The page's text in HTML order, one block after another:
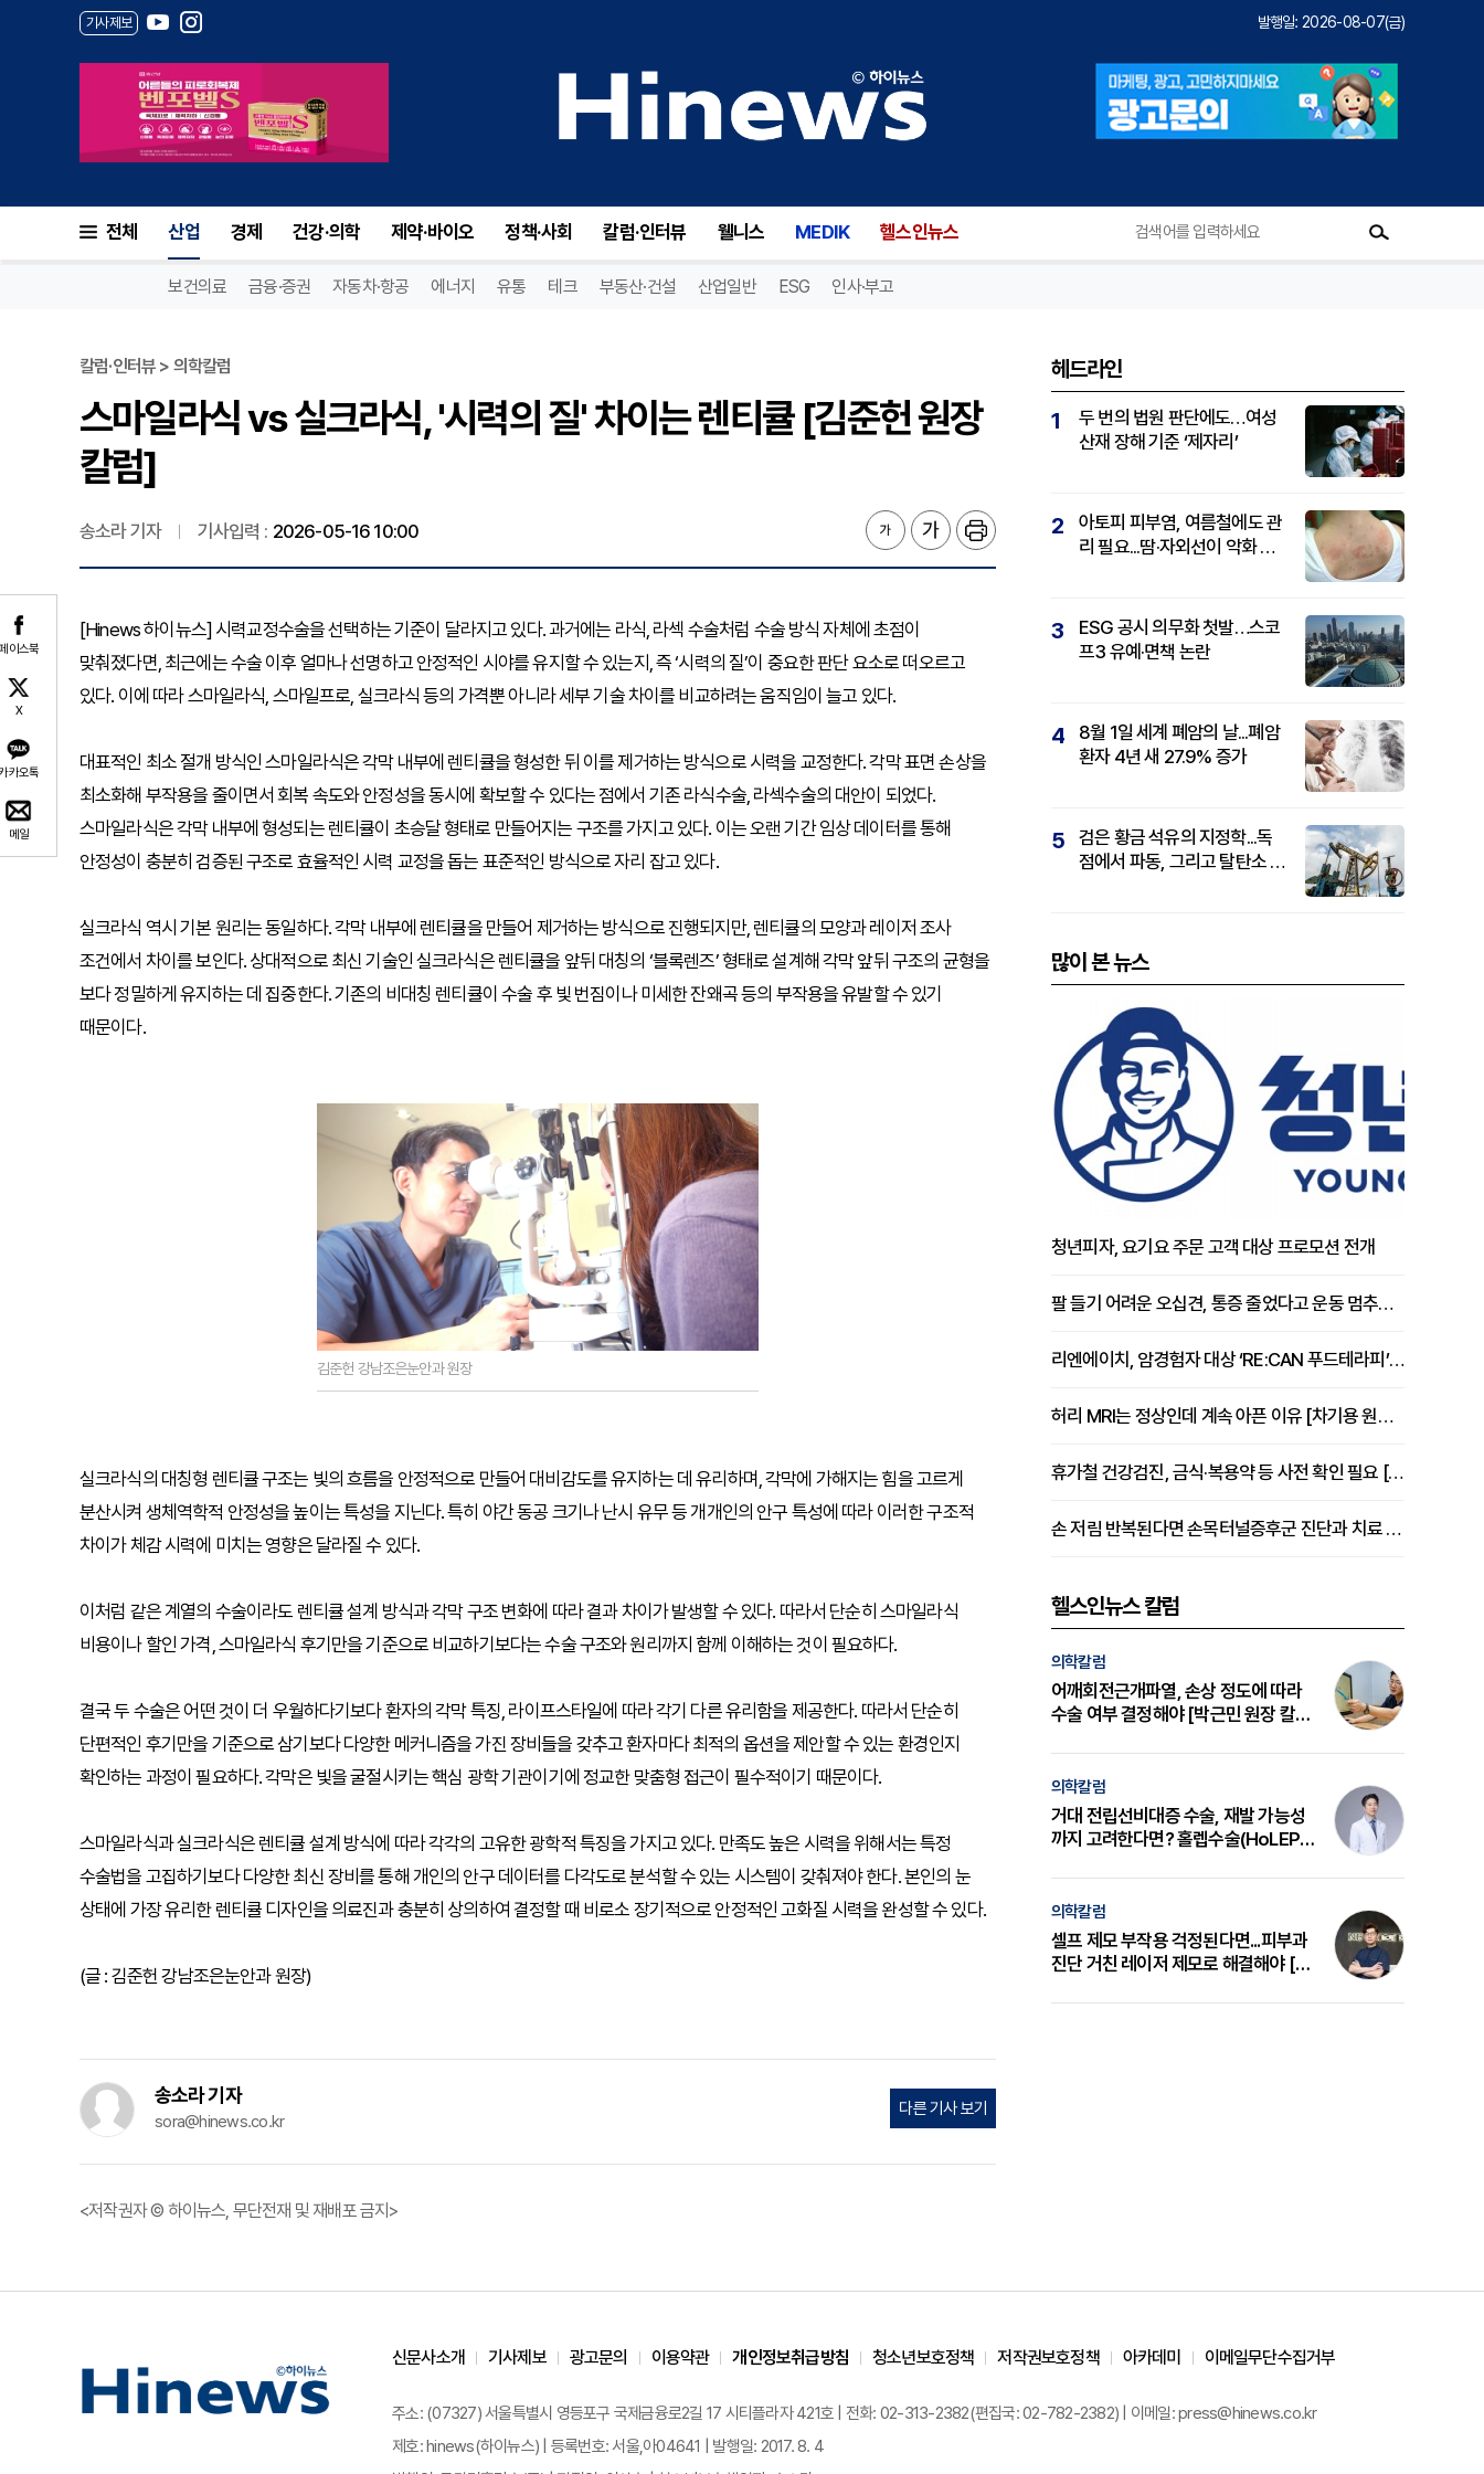
기사제보 발행일: 2026-08-07(금)
전체 산업 경제 건강·의학 제약·바이오 정책·사회 칼럼·인터뷰 웰니스 MEDIK 헬스인뉴스
보건의료 금융·증권 자동차·항공 에너지 유통 테크 부동산·건설 산업일반 ESG 인사·부고
이스북
X
카오톡
메일
칼럼·인터뷰 > 의학칼럼
스마일라식 vs 실크라식, '시력의 질' 차이는 렌티큘 [김준헌 원장
칼럼]
송소라 기자 기사입력 : 2026-05-16 10:00
[Hinews 하이뉴스] 시력교정수술을 선택하는 기준이 달라지고 있다. 과거에는 라식, 라섹 수술처럼 수술 방식 자체에 초점이
맞춰졌다면, 최근에는 수술 이후 얼마나 선명하고 안정적인 시야를 유지할 수 있는지, 즉 ‘시력의 질’이 중요한 판단 요소로 떠오르고
있다. 이에 따라 스마일라식, 스마일프로, 실크라식 등의 가격뿐 아니라 세부 기술 차이를 비교하려는 움직임이 늘고 있다.
대표적인 최소 절개 방식인 스마일라식은 각막 내부에 렌티큘을 형성한 뒤 이를 제거하는 방식으로 시력을 교정한다. 각막 표면 손상을
최소화해 부작용을 줄이면서 회복 속도와 안정성을 동시에 확보할 수 있다는 점에서 기존 라식수술, 라섹수술의 대안이 되었다.
스마일라식은 각막 내부에 형성되는 렌티큘이 초승달 형태로 만들어지는 구조를 가지고 있다. 이는 오랜 기간 임상 데이터를 통해
안정성이 충분히 검증된 구조로 효율적인 시력 교정을 돕는 표준적인 방식으로 자리 잡고 있다.
실크라식 역시 기본 원리는 동일하다. 각막 내부에 렌티큘을 만들어 제거하는 방식으로 진행되지만, 렌티큘의 모양과 레이저 조사
조건에서 차이를 보인다. 상대적으로 최신 기술인 실크라식은 렌티큘을 앞뒤 대칭의 ‘블록렌즈’ 형태로 설계해 각막 앞뒤 구조의 균형을
보다 정밀하게 유지하는 데 집중한다. 기존의 비대칭 렌티큘이 수술 후 빛 번짐이나 미세한 잔왜곡 등의 부작용을 유발할 수 있기
때문이다.
김준헌 강남조은눈안과 원장
실크라식의 대칭형 렌티큘 구조는 빛의 흐름을 안정적으로 만들어 대비감도를 유지하는 데 유리하며, 각막에 가해지는 힘을 고르게
분산시켜 생체역학적 안정성을 높이는 특성을 지닌다. 특히 야간 동공 크기나 난시 유무 등 개개인의 안구 특성에 따라 이러한 구조적
차이가 체감 시력에 미치는 영향은 달라질 수 있다.
이처럼 같은 계열의 수술이라도 렌티큘 설계 방식과 각막 구조 변화에 따라 결과 차이가 발생할 수 있다. 따라서 단순히 스마일라식
비용이나 할인 가격, 스마일라식 후기만을 기준으로 비교하기보다는 수술 구조와 원리까지 함께 이해하는 것이 필요하다.
결국 두 수술은 어떤 것이 더 우월하다기보다 환자의 각막 특징, 라이프스타일에 따라 각기 다른 유리함을 제공한다. 따라서 단순히
단편적인 후기만을 기준으로 삼기보다 다양한 메커니즘을 가진 장비들을 갖추고 환자마다 최적의 옵션을 제안할 수 있는 환경인지
확인하는 과정이 필요하다. 각막은 빛을 굴절시키는 핵심 광학 기관이기에 정교한 맞춤형 접근이 필수적이기 때문이다.
스마일라식과 실크라식은 렌티큘 설계 방식에 따라 각각의 고유한 광학적 특징을 가지고 있다. 만족도 높은 시력을 위해서는 특정
수술법을 고집하기보다 다양한 최신 장비를 통해 개인의 안구 데이터를 다각도로 분석할 수 있는 시스템이 갖춰져야 한다. 본인의 눈
상태에 가장 유리한 렌티큘 디자인을 의료진과 충분히 상의하여 결정할 때 비로소 장기적으로 안정적인 고화질 시력을 완성할 수 있다.
(글 : 김준헌 강남조은눈안과 원장)
송소라 기자
sora@hinews.co.kr
다른 기사 보기
<저작권자 © 하이뉴스, 무단전재 및 재배포 금지>
헤드라인
1
두 번의 법원 판단에도…여성
산재 장해 기준 ‘제자리’
2
아토피 피부염, 여름철에도 관
리 필요...땀·자외선이 악화 요
3
ESG 공시 의무화 첫발…스코
프3 유예·면책 논란
4
8월 1일 세계 폐암의 날...폐암
환자 4년 새 27.9% 증가
5
검은 황금 석유의 지정학...독
점에서 파동, 그리고 탈탄소 패
많이 본 뉴스
청년피자, 요기요 주문 고객 대상 프로모션 전개
팔 들기 어려운 오십견, 통증 줄었다고 운동 멈추면 안 되는 이유 [이병욱 원장 칼럼]
리엔에이치, 암경험자 대상 ‘RE:CAN 푸드테라피’ 운영
허리 MRI는 정상인데 계속 아픈 이유 [차기용 원장 칼럼]
휴가철 건강검진, 금식·복용약 등 사전 확인 필요 [정도감 원장 칼럼]
손 저림 반복된다면 손목터널증후군 진단과 치료 시기 살펴야 [김동현 원장 칼럼]
헬스인뉴스 칼럼
의학칼럼
어깨회전근개파열, 손상 정도에 따라
수술 여부 결정해야 [박근민 원장 칼
의학칼럼
거대 전립선비대증 수술, 재발 가능성
까지 고려한다면? 홀렙수술(HoLEP)
의학칼럼
셀프 제모 부작용 걱정된다면...피부과
진단 거친 레이저 제모로 해결해야 [변
신문사소개 기사제보 광고문의 이용약관 개인정보취급방침 청소년보호정책 저작권보호정책 아카데미 이메일무단수집거부
주소: (07327) 서울특별시 영등포구 국제금융로2길 17 시티플라자 421호 | 전화: 02-313-2382(편집국: 02-782-2382) | 이메일: press@hinews.co.kr
제호: hinews(하이뉴스) | 등록번호: 서울,아04641 | 발행일: 2017. 8. 4